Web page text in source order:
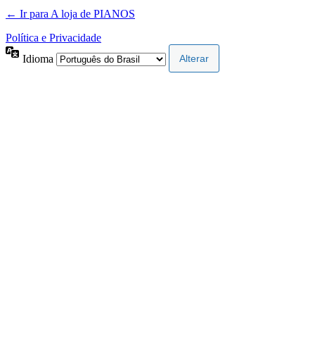
← Ir para A loja de PIANOS
Política e Privacidade
Idioma